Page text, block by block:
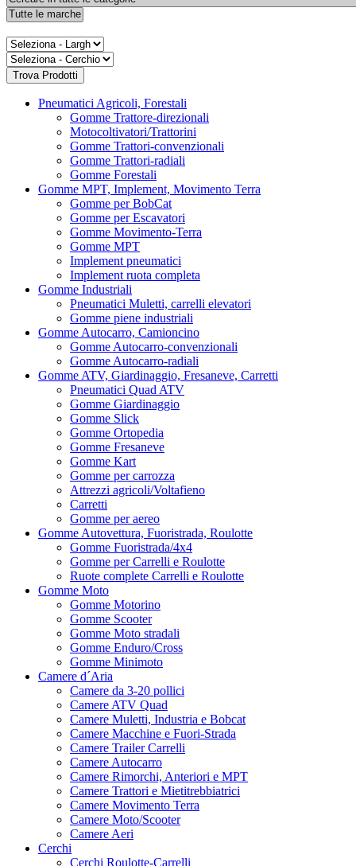
Pneumatici Agricoli, Forestali
Gomme Trattore-direzionali
Motocoltivatori/Trattorini
Gomme Trattori-convenzionali
Gomme Trattori-radiali
Gomme Forestali
Gomme MPT, Implement, Movimento Terra
Gomme per BobCat
Gomme per Escavatori
Gomme Movimento-Terra
Gomme MPT
Implement pneumatici
Implement ruota completa
Gomme Industriali
Pneumatici Muletti, carrelli elevatori
Gomme piene industriali
Gomme Autocarro, Camioncino
Gomme Autocarro-convenzionali
Gomme Autocarro-radiali
Gomme ATV, Giardinaggio, Fresaneve, Carretti
Pneumatici Quad ATV
Gomme Giardinaggio
Gomme Slick
Gomme Ortopedia
Gomme Fresaneve
Gomme Kart
Gomme per carrozza
Attrezzi agricoli/Voltafieno
Carretti
Gomme per aereo
Gomme Autovettura, Fuoristrada, Roulotte
Gomme Fuoristrada/4x4
Gomme per Carrelli e Roulotte
Ruote complete Carrelli e Roulotte
Gomme Moto
Gomme Motorino
Gomme Scooter
Gomme Moto stradali
Gomme Enduro/Cross
Gomme Minimoto
Camere d´Aria
Camere da 3-20 pollici
Camere ATV Quad
Camere Muletti, Industria e Bobcat
Camere Macchine e Fuori-Strada
Camere Trailer Carrelli
Camere Autocarro
Camere Rimorchi, Anteriori e MPT
Camere Trattori e Mietitrebbiatrici
Camere Movimento Terra
Camere Moto/Scooter
Camere Aeri
Cerchi
Cerchi Roulotte-Carrelli